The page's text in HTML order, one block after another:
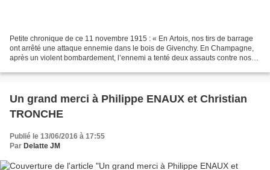
Petite chronique de ce 11 novembre 1915 : « En Artois, nos tirs de barrage
ont arrêté une attaque ennemie dans le bois de Givenchy. En Champagne,
après un violent bombardement, l’ennemi a tenté deux assauts contre nos
Un grand merci à Philippe ENAUX et Christian
TRONCHE
Publié le 13/06/2016 à 17:55
Par Delatte JM